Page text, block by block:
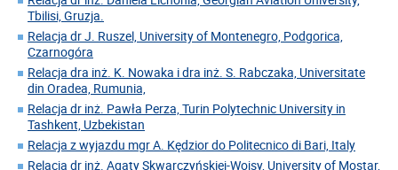
Tbilisi, Gruzja.
Relacja dr J. Ruszel, University of Montenegro, Podgorica,
Czarnogóra
Relacja dra inż. K. Nowaka i dra inż. S. Rabczaka, Universitate
din Oradea, Rumunia,
Relacja dr inż. Pawła Perza, Turin Polytechnic University in
Tashkent, Uzbekistan
Relacja z wyjazdu mgr A. Kędzior do Politecnico di Bari, Italy
Relacja dr inż. Agaty Skwarczyńskiej-Wojsy, University of Mostar,